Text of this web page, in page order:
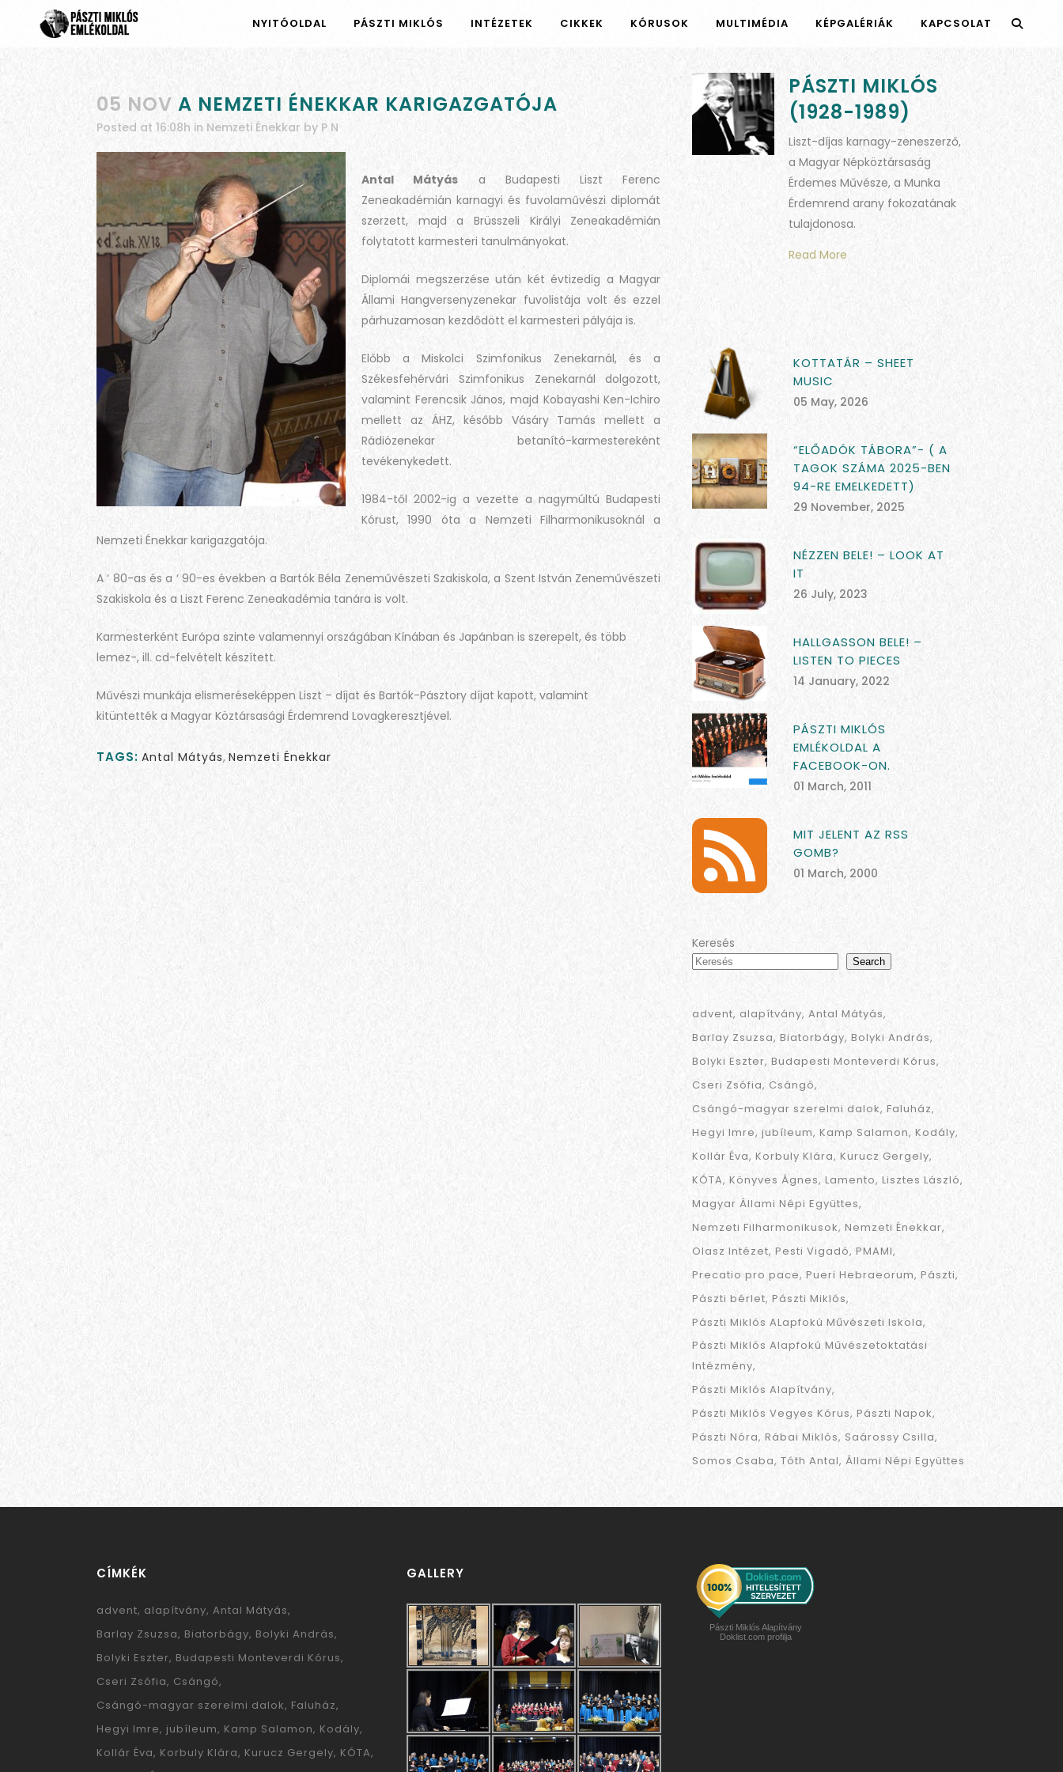
NYITÓOLDAL PÁSZTI MIKLÓS INTÉZETEK CIKKEK KÓRUSOK MULTIMÉDIA KÉPGALÉRIÁK KAPCSOLAT
05 NOV A NEMZETI ÉNEKKAR KARIGAZGATÓJA
Posted at 16:08h in Nemzeti Énekkar by P N
Antal Mátyás a Budapesti Liszt Ferenc
Zeneakadémián karnagyi és fuvolaművészi diplomát
szerzett, majd a Brüsszeli Királyi Zeneakadémián
folytatott karmesteri tanulmányokat.
Diplomái megszerzése után két évtizedig a Magyar
Állami Hangversenyzenekar fuvolistája volt és ezzel
párhuzamosan kezdődött el karmesteri pályája is.
Előbb a Miskolci Szimfonikus Zenekarnál, és a
Székesfehérvári Szimfonikus Zenekarnál dolgozott,
valamint Ferencsik János, majd Kobayashi Ken-Ichiro
mellett az ÁHZ, később Vásáry Tamás mellett a
Rádiózenekar betanító-karmestereként
tevékenykedett.
1984-től 2002-ig a vezette a nagymúltú Budapesti
Kórust, 1990 óta a Nemzeti Filharmonikusoknál a
Nemzeti Énekkar karigazgatója.
A ‘ 80-as és a ‘ 90-es években a Bartók Béla Zeneművészeti Szakiskola, a Szent István Zeneművészeti
Szakiskola és a Liszt Ferenc Zeneakadémia tanára is volt.
Karmesterként Európa szinte valamennyi országában Kínában és Japánban is szerepelt, és több
lemez-, ill. cd-felvételt készített.
Művészi munkája elismeréseképpen Liszt – díjat és Bartók-Pásztory díjat kapott, valamint
kitüntették a Magyar Köztársasági Érdemrend Lovagkeresztjével.
TAGS: Antal Mátyás, Nemzeti Énekkar
PÁSZTI MIKLÓS
(1928-1989)
Liszt-díjas karnagy-zeneszerző,
a Magyar Népköztársaság
Érdemes Művésze, a Munka
Érdemrend arany fokozatának
tulajdonosa.
Read More
KOTTATÁR – SHEET
MUSIC
05 May, 2026
“ELŐADÓK TÁBORA”- ( A
TAGOK SZÁMA 2025-BEN
94-RE EMELKEDETT)
29 November, 2025
NÉZZEN BELE! – LOOK AT
IT
26 July, 2023
HALLGASSON BELE! –
LISTEN TO PIECES
14 January, 2022
PÁSZTI MIKLÓS
EMLÉKOLDAL A
FACEBOOK-ON.
01 March, 2011
MIT JELENT AZ RSS
GOMB?
01 March, 2000
Keresés
Search
advent alapítvány Antal Mátyás
Barlay Zsuzsa Biatorbágy Bolyki András
Bolyki Eszter Budapesti Monteverdi Kórus
Cseri Zsófia Csángó
Csángó-magyar szerelmi dalok Faluház
Hegyi Imre jubíleum Kamp Salamon Kodály
Kollár Éva Korbuly Klára Kurucz Gergely
KÓTA Könyves Ágnes Lamento Lisztes László
Magyar Állami Népi Együttes
Nemzeti Filharmonikusok Nemzeti Énekkar
Olasz Intézet Pesti Vigadó PMAMI
Precatio pro pace Pueri Hebraeorum Pászti
Pászti bérlet Pászti Miklós
Pászti Miklós ALapfokú Művészeti Iskola
Pászti Miklós Alapfokú Művészetoktatási
Intézmény
Pászti Miklós Alapítvány
Pászti Miklós Vegyes Kórus Pászti Napok
Pászti Nóra Rábai Miklós Saárossy Csilla
Somos Csaba Tóth Antal Állami Népi Együttes
CÍMKÉK
advent alapítvány Antal Mátyás
Barlay Zsuzsa Biatorbágy Bolyki András
Bolyki Eszter Budapesti Monteverdi Kórus
Cseri Zsófia Csángó
Csángó-magyar szerelmi dalok Faluház
Hegyi Imre jubíleum Kamp Salamon Kodály
Kollár Éva Korbuly Klára Kurucz Gergely KÓTA
GALLERY
Pászti Miklós Alapítvány
Doklist.com profilja